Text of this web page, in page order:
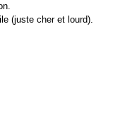
(juste cher et lourd).